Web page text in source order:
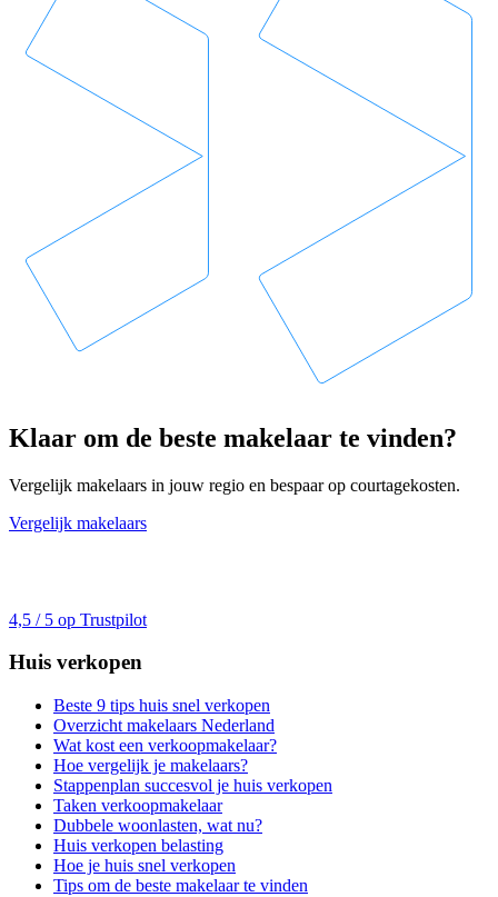
Klaar om de beste makelaar te vinden?
Vergelijk makelaars in jouw regio en bespaar op courtagekosten.
Vergelijk makelaars
4,5 / 5 op Trustpilot
Huis verkopen
Beste 9 tips huis snel verkopen
Overzicht makelaars Nederland
Wat kost een verkoopmakelaar?
Hoe vergelijk je makelaars?
Stappenplan succesvol je huis verkopen
Taken verkoopmakelaar
Dubbele woonlasten, wat nu?
Huis verkopen belasting
Hoe je huis snel verkopen
Tips om de beste makelaar te vinden